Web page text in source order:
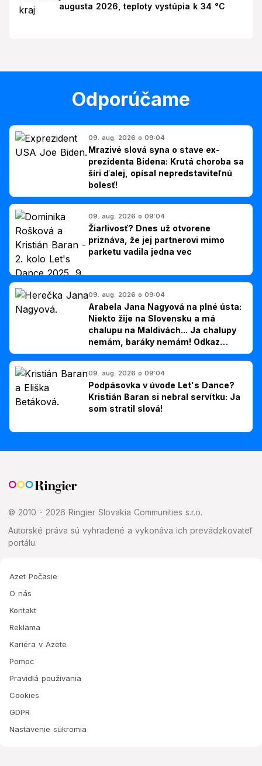
augusta 2026, teploty vystúpia k 34 °C
Odporúčame
09. aug. 2026 o 09:04
Mrazivé slová syna o stave ex-
prezidenta Bidena: Krutá choroba sa
šíri ďalej, opísal nepredstaviteľnú
bolesť!
09. aug. 2026 o 09:04
Žiarlivosť? Dnes už otvorene
priznáva, že jej partnerovi mimo
parketu vadila jedna vec
09. aug. 2026 o 09:04
Arabela Jana Nagyová na plné ústa:
Niekto žije na Slovensku a má
chalupu na Maldivách... Ja chalupy
nemám, baráky nemám! Odkaz
Slovákom
09. aug. 2026 o 09:04
Podpásovka v úvode Let's Dance?
Kristián Baran si nebral servítku: Ja
som stratil slová!
© 2010 - 2026 Ringier Slovakia Communities s.r.o.
Autorské práva sú vyhradené a vykonáva ich prevádzkovateľ
portálu.
Azet Počasie
O nás
Kontakt
Reklama
Kariéra v Azete
Pomoc
Pravidlá používania
Cookies
GDPR
Nastavenie súkromia